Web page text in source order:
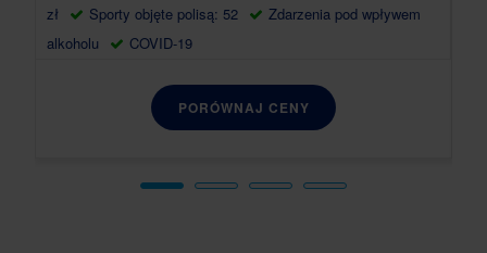
zł
Sporty objęte polisą: 52
Zdarzenia pod wpływem
alkoholu
COVID-19
PORÓWNAJ CENY